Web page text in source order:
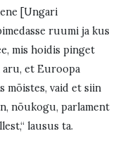
[Ungari
ruumi ja kus
mis hoidis pinget
aru, et Euroopa
mõistes, vaid et siin
nõukogu, parlament
lausus ta.